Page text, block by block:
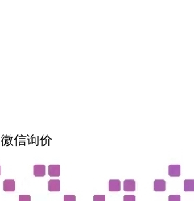
微信询价